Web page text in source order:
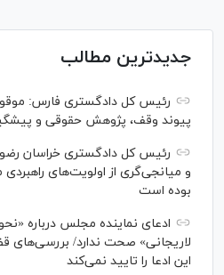
جدیدترین مطالب
رئیس کل دادگستری فارس:
پیوند وقف، پژوهش حقوقی و
رئیس کل دادگستری خراسان
و میانجی‌گری از اولویت‌های
بوده است
ادعای نماینده مجلس درباره
لاریجانی» صحت ندارد/ بررسی‌های
این ادعا را تایید نمی‌کند